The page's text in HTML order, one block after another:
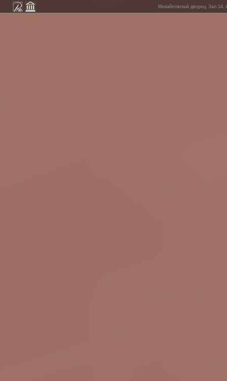
Михайловский дворец. Зал 14.